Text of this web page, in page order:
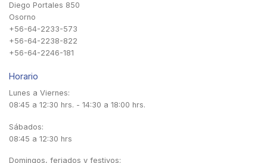
Diego Portales 850
Osorno
+56-64-2233-573
+56-64-2238-822
+56-64-2246-181
Horario
Lunes a Viernes:
08:45 a 12:30 hrs. - 14:30 a 18:00 hrs.
Sábados:
08:45 a 12:30 hrs
Domingos, feriados y festivos: